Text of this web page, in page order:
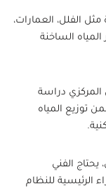
مثل الفلل، العمارات،
الساخنة
دراسة
توزيع المياه
الفني
للنظام